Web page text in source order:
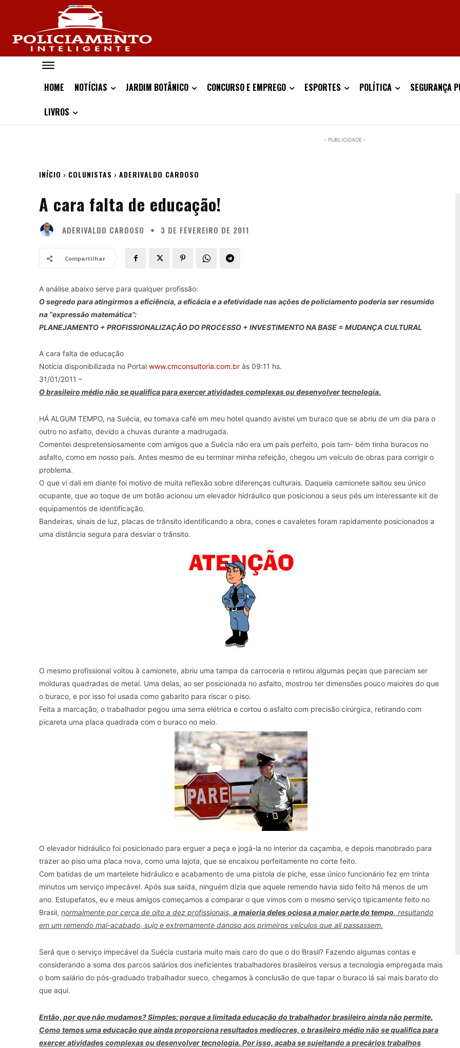
HOME NOTÍCIAS JARDIM BOTÂNICO CONCURSO E EMPREGO ESPORTES POLÍTICA SEGURANÇA
LIVROS
- PUBLICIDADE -
INÍCIO COLUNISTAS ADERIVALDO CARDOSO
A cara falta de educação!
ADERIVALDO CARDOSO 3 DE FEVEREIRO DE 2011
Compartilhar
A análise abaixo serve para qualquer profissão:
O segredo para atingirmos a eficiência, a eficácia e a efetividade nas ações de policiamento poderia ser resumido
na “expressão matemática”:
PLANEJAMENTO + PROFISSIONALIZAÇÃO DO PROCESSO + INVESTIMENTO NA BASE = MUDANÇA CULTURAL
A cara falta de educação
Notícia disponibilizada no Portal www.cmconsultoria.com.br às 09:11 hs.
31/01/2011 –
O brasileiro médio não se qualifica para exercer atividades complexas ou desenvolver tecnologia.
HÁ ALGUM TEMPO, na Suécia, eu tomava café em meu hotel quando avistei um buraco que se abriu de um dia para o
outro no asfalto, devido a chuvas durante a madrugada.
Comentei despretensiosamente com amigos que a Suécia não era um país perfeito, pois tam- bém tinha buracos no
asfalto, como em nosso país. Antes mesmo de eu terminar minha refeição, chegou um veículo de obras para corrigir o
problema.
O que vi dali em diante foi motivo de muita reflexão sobre diferenças culturais. Daquela camionete saltou seu único
ocupante, que ao toque de um botão acionou um elevador hidráulico que posicionou a seus pés um interessante kit de
equipamentos de identificação.
Bandeiras, sinais de luz, placas de trânsito identificando a obra, cones e cavaletes foram rapidamente posicionados a
uma distância segura para desviar o trânsito.
O mesmo profissional voltou à camionete, abriu uma tampa da carroceria e retirou algumas peças que pareciam ser
molduras quadradas de metal. Uma delas, ao ser posicionada no asfalto, mostrou ter dimensões pouco maiores do que
o buraco, e por isso foi usada como gabarito para riscar o piso.
Feita a marcação, o trabalhador pegou uma serra elétrica e cortou o asfalto com precisão cirúrgica, retirando com
picareta uma placa quadrada com o buraco no meio.
O elevador hidráulico foi posicionado para erguer a peça e jogá-la no interior da caçamba, e depois manobrado para
trazer ao piso uma placa nova, como uma lajota, que se encaixou perfeitamente no corte feito.
Com batidas de um martelete hidráulico e acabamento de uma pistola de piche, esse único funcionário fez em trinta
minutos um serviço impecável. Após sua saída, ninguém dizia que aquele remendo havia sido feito há menos de um
ano. Estupefatos, eu e meus amigos começamos a comparar o que vimos com o mesmo serviço tipicamente feito no
Brasil, normalmente por cerca de oito a dez profissionais, a maioria deles ociosa a maior parte do tempo, resultando
em um remendo mal-acabado, sujo e extremamente danoso aos primeiros veículos que ali passassem.
Será que o serviço impecável da Suécia custaria muito mais caro do que o do Brasil? Fazendo algumas contas e
considerando a soma dos parcos salários dos ineficientes trabalhadores brasileiros versus a tecnologia empregada mais
o bom salário do pós-graduado trabalhador sueco, chegamos à conclusão de que tapar o buraco lá sai mais barato do
que aqui.
Então, por que não mudamos? Simples: porque a limitada educação do trabalhador brasileiro ainda não permite.
Como temos uma educação que ainda proporciona resultados medíocres, o brasileiro médio não se qualifica para
exercer atividades complexas ou desenvolver tecnologia. Por isso, acaba se sujeitando a precários trabalhos